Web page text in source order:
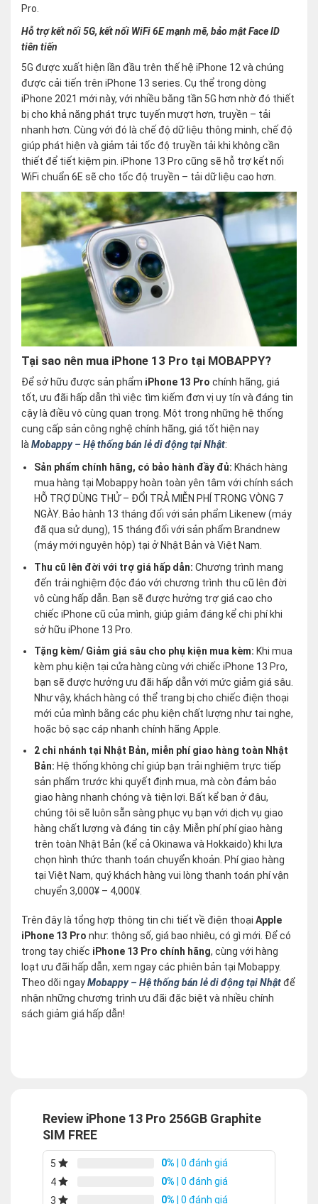
Pro.
Hỗ trợ kết nối 5G, kết nối WiFi 6E mạnh mẽ, bảo mật Face ID
tiên tiến
5G được xuất hiện lần đầu trên thế hệ iPhone 12 và chúng
được cải tiến trên iPhone 13 series. Cụ thể trong dòng
iPhone 2021 mới này, với nhiều bằng tần 5G hơn nhờ đó thiết
bị cho khả năng phát trực tuyến mượt hơn, truyền – tải
nhanh hơn. Cùng với đó là chế độ dữ liệu thông minh, chế độ
giúp phát hiện và giảm tải tốc độ truyền tải khi không cần
thiết để tiết kiệm pin. iPhone 13 Pro cũng sẽ hỗ trợ kết nối
WiFi chuẩn 6E sẽ cho tốc độ truyền – tải dữ liệu cao hơn.
Tại sao nên mua iPhone 13 Pro tại MOBAPPY?
Để sở hữu được sản phẩm iPhone 13 Pro chính hãng, giá
tốt, ưu đãi hấp dẫn thì việc tìm kiếm đơn vị uy tín và đáng tin
cậy là điều vô cùng quan trọng. Một trong những hệ thống
cung cấp sản công nghệ chính hãng, giá tốt hiện nay
làMobappy – Hệ thống bán lẻ di động tại Nhật:
Sản phẩm chính hãng, có bảo hành đầy đủ: Khách hàng
mua hàng tại Mobappy hoàn toàn yên tâm với chính sách
HỖ TRỢ DÙNG THỬ – ĐỔI TRẢ MIỄN PHÍ TRONG VÒNG 7
NGÀY. Bảo hành 13 tháng đối với sản phẩm Likenew (máy
đã qua sử dụng), 15 tháng đối với sản phẩm Brandnew
(máy mới nguyên hộp) tại ở Nhật Bản và Việt Nam.
Thu cũ lên đời với trợ giá hấp dẫn:Chương trình mang
đến trải nghiệm độc đáo với chương trình thu cũ lên đời
vô cùng hấp dẫn. Bạn sẽ được hưởng trợ giá cao cho
chiếc iPhone cũ của mình, giúp giảm đáng kể chi phí khi
sở hữu iPhone 13 Pro.
Tặng kèm/ Giảm giá sâu cho phụ kiện mua kèm: Khi mua
kèm phụ kiện tại cửa hàng cùng với chiếc iPhone 13 Pro,
bạn sẽ được hưởng ưu đãi hấp dẫn với mức giảm giá sâu.
Như vậy, khách hàng có thể trang bị cho chiếc điện thoại
mới của mình bằng các phụ kiện chất lượng như tai nghe,
hoặc bộ sạc cáp nhanh chính hãng Apple.
2 chi nhánh tại Nhật Bản, miễn phí giao hàng toàn Nhật
Bản: Hệ thống không chỉ giúp bạn trải nghiệm trực tiếp
sản phẩm trước khi quyết định mua, mà còn đảm bảo
giao hàng nhanh chóng và tiện lợi. Bất kể bạn ở đâu,
chúng tôi sẽ luôn sẵn sàng phục vụ bạn với dịch vụ giao
hàng chất lượng và đáng tin cậy. Miễn phí phí giao hàng
trên toàn Nhật Bản (kể cả Okinawa và Hokkaido) khi lựa
chọn hình thức thanh toán chuyển khoản. Phí giao hàng
tại Việt Nam, quý khách hàng vui lòng thanh toán phí vận
chuyển 3,000¥ – 4,000¥.
Trên đây là tổng hợp thông tin chi tiết về điện thoại Apple
iPhone 13 Pro như: thông số, giá bao nhiêu, có gì mới. Để có
trong tay chiếc iPhone 13 Pro chính hãng, cùng với hàng
loạt ưu đãi hấp dẫn, xem ngay các phiên bản tại Mobappy.
Theo dõi ngayMobappy – Hệ thống bán lẻ di động tại Nhậtđể
nhận những chương trình ưu đãi đặc biệt và nhiều chính
sách giảm giá hấp dẫn!
Review iPhone 13 Pro 256GB Graphite
SIM FREE
5 0% | 0 đánh giá
4
0% | 0 đánh giá
3
0% | 0 đánh giá